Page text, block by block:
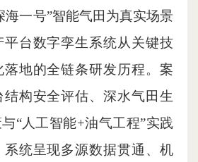
海一号”智能气田为真实场景
台数字孪生系统从关键技
地的全链条研发历程。案
构安全评估、深水气田生
“人工智能+油气工程”实践
统呈现多源数据贯通、机